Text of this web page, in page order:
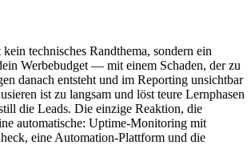
technisches Randthema, sondern ein
Werbebudget — mit einem Schaden, der zu
danach entsteht und im Reporting unsichtbar
ist zu langsam und löst teure Lernphasen
die Leads. Die einzige Reaktion, die
automatische: Uptime-Monitoring mit
eine Automation-Plattform und die